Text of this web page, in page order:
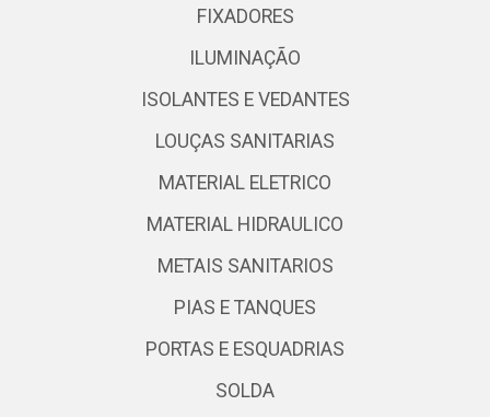
FIXADORES
ILUMINAÇÃO
ISOLANTES E VEDANTES
LOUÇAS SANITARIAS
MATERIAL ELETRICO
MATERIAL HIDRAULICO
METAIS SANITARIOS
PIAS E TANQUES
PORTAS E ESQUADRIAS
SOLDA